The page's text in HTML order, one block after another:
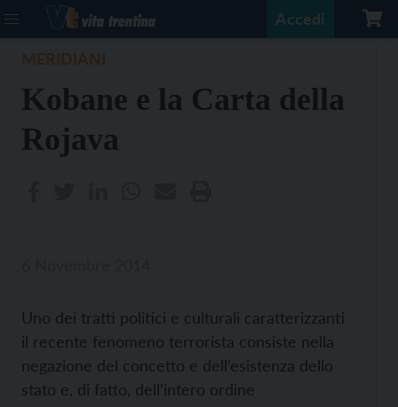
Accedi
Kobane e la Carta della
Rojava
Uno dei tratti politici e culturali caratterizzanti
il recente fenomeno terrorista consiste nella
negazione del concetto e dell’esistenza dello
stato e, di fatto, dell’intero ordine